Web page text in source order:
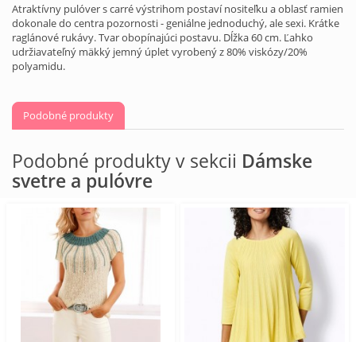
Atraktívny pulóver s carré výstrihom postaví nositeľku a oblasť ramien
dokonale do centra pozornosti - geniálne jednoduchý, ale sexi. Krátke
raglánové rukávy. Tvar obopínajúci postavu. Dĺžka 60 cm. Ľahko
udržiavateľný mäkký jemný úplet vyrobený z 80% viskózy/20%
polyamidu.
Podobné produkty
Podobné produkty v sekcii Dámske
svetre a pulóvre